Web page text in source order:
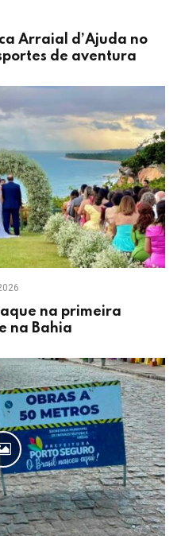
Arraial d’Ajuda no
de aventura
na primeira
na Bahia